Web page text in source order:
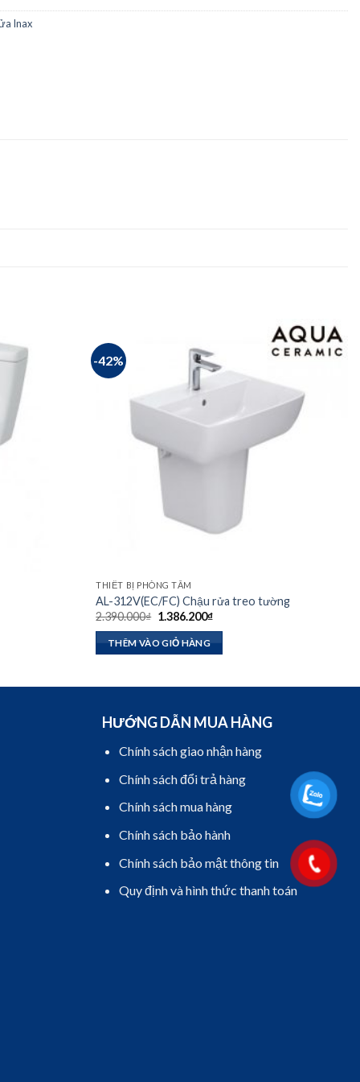
Inax
-42%
THIẾT BỊ PHÒNG TẮM
AL-312V(EC/FC) Chậu rửa treo tường
2.390.000₫ Giá
là:
2.390.000₫.
1.386.200₫Giá
THÊM VÀO GIỎ HÀNG
HƯỚNG DẪN MUA HÀNG
Chính sách giao nhận hàng
Chính sách đổi trả hàng
Chính sách mua hàng
Chính sách bảo hành
Chính sách bảo mật thông tin
Quy định và hình thức thanh toán